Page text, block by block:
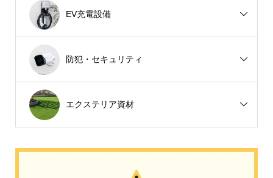
EV充電設備
防犯・セキュリティ
エクステリア資材